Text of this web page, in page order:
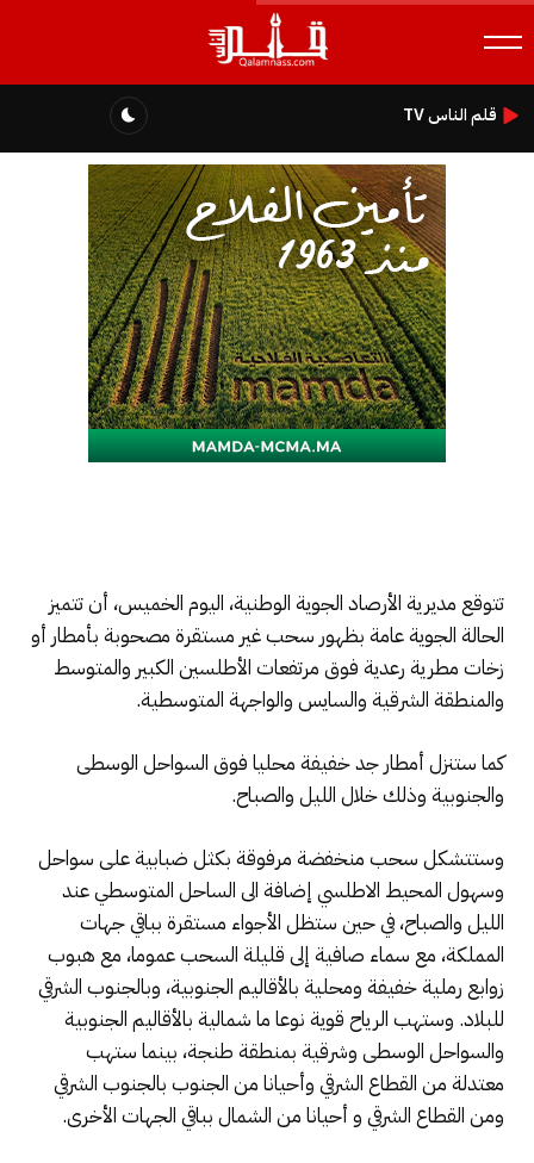
قلم الناس TV
تتوقع مديرية الأرصاد الجوية الوطنية، اليوم الخميس، أن تتميز
الحالة الجوية عامة بظهور سحب غير مستقرة مصحوبة بأمطار أو
زخات مطرية رعدية فوق مرتفعات الأطلسين الكبير والمتوسط
والمنطقة الشرقية والسايس والواجهة المتوسطية.
كما ستنزل أمطار جد خفيفة محليا فوق السواحل الوسطى
والجنوبية وذلك خلال الليل والصباح.
وستتشكل سحب منخفضة مرفوقة بكثل ضبابية على سواحل
وسهول المحيط الاطلسي إضافة الى الساحل المتوسطي عند
الليل والصباح، في حين ستظل الأجواء مستقرة بباقي جهات
المملكة، مع سماء صافية إلى قليلة السحب عموما، مع هبوب
زوابع رملية خفيفة ومحلية بالأقاليم الجنوبية، وبالجنوب الشرقي
للبلاد. وستهب الرياح قوية نوعا ما شمالية بالأقاليم الجنوبية
والسواحل الوسطى وشرقية بمنطقة طنجة، بينما ستهب
معتدلة من القطاع الشرقي وأحيانا من الجنوب بالجنوب الشرقي
ومن القطاع الشرقي و أحيانا من الشمال بباقي الجهات الأخرى.